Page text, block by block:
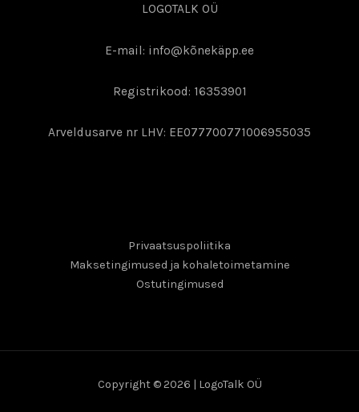
LOGOTALK OÜ
E-mail: info@kõnekäpp.ee
Registrikood: 16353901
Arveldusarve nr LHV: EE077700771006955035
Privaatsuspoliitika
Maksetingimused ja kohaletoimetamine
Ostutingimused
Copyright © 2026 | LogoTalk OÜ